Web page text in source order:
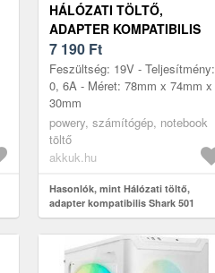
HÁLÓZATI TÖLTŐ,
ADAPTER KOMPATIBILIS
SHARK 501
7 190 Ft
Feszültség: 19V - Teljesítmény:
0, 6A - Méret: 78mm x 74mm x
30mm
powery, számítógép, notebook
töltő
akkuk.hu
Hasonlók, mint Hálózati töltő,
adapter kompatibilis Shark 501